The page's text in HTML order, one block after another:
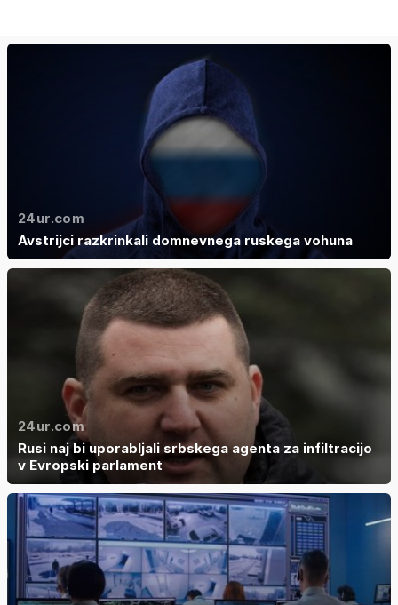
24ur.com
Avstrijci razkrinkali domnevnega ruskega vohuna
24ur.com
Rusi naj bi uporabljali srbskega agenta za infiltracijo
v Evropski parlament